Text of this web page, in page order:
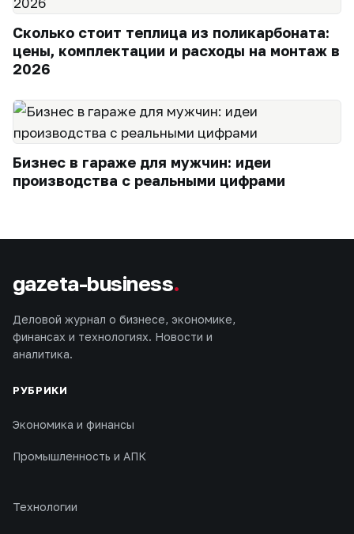
Сколько стоит теплица из поликарбоната:
цены, комплектации и расходы на монтаж в
2026
Бизнес в гараже для мужчин: идеи
производства с реальными цифрами
gazeta-business.
Деловой журнал о бизнесе, экономике,
финансах и технологиях. Новости и
аналитика.
РУБРИКИ
Экономика и финансы
Промышленность и АПК
Технологии